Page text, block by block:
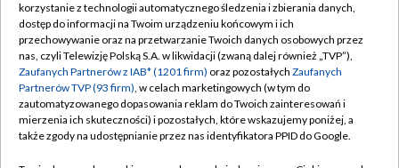
TVP
Abonament TVP
Emisja w TVP
Centrum informacji TVP
Naziemna Telewizja Cyfrowa
Regulamin TVP
Polityka prywatności
Moje zgody
Pomoc
korzystanie z technologii automatycznego śledzenia i zbierania danych,
dostęp do informacji na Twoim urządzeniu końcowym i ich
przechowywanie oraz na przetwarzanie Twoich danych osobowych przez
nas, czyli Telewizję Polską S.A. w likwidacji (zwaną dalej również „TVP”),
Zaufanych Partnerów z IAB* (1201 firm) oraz pozostałych Zaufanych
Partnerów TVP (93 firm), w celach marketingowych (w tym do
zautomatyzowanego dopasowania reklam do Twoich zainteresowań i
mierzenia ich skuteczności) i pozostałych, które wskazujemy poniżej, a
także zgody na udostępnianie przez nas identyfikatora PPID do Google.